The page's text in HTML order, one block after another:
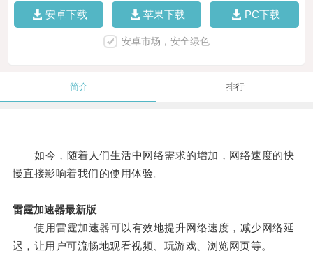
安卓下载 苹果下载 PC下载
安卓市场，安全绿色
简介 排行
如今，随着人们生活中网络需求的增加，网络速度的快
慢直接影响着我们的使用体验。
雷霆加速器最新版
使用雷霆加速器可以有效地提升网络速度，减少网络延
迟，让用户可流畅地观看视频、玩游戏、浏览网页等。